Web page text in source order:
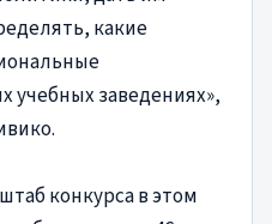
какие
учебных заведениях»,
конкурса в этом